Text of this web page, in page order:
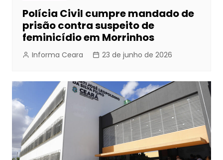
Polícia Civil cumpre mandado de
prisão contra suspeito de
feminicídio em Morrinhos
Informa Ceara 23 de junho de 2026